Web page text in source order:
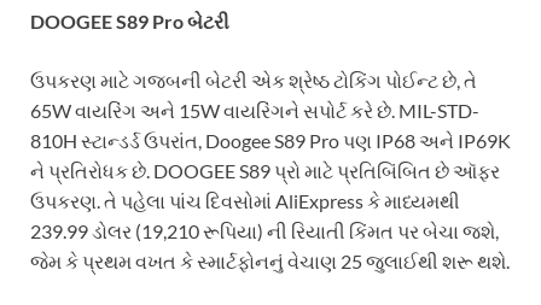
DOOGEE S89 Pro બેટરી
ઉપકરણ માટે ગજબની બેટરી એક શ્રેષ્ઠ ટોકિંગ પોઈન્ટ છે, તે
65W વાયરિંગ અને 15W વાયરિંગને સપોર્ટ કરે છે. MIL-STD-
810H સ્ટાન્ડર્ડ ઉપરાંત, Doogee S89 Pro પણ IP68 અને IP69K
ને પ્રતિરોધક છે. DOOGEE S89 પ્રો માટે પ્રતિબિંબિત છે ઑફર
ઉપકરણ. તે પહેલા પાંચ દિવસોમાં AliExpress કે માધ્યમથી
239.99 ડોલર (19,210 રૂપિયા) ની રિયાતી કિંમત પર બેચા જશે,
જેમ કે પ્રથમ વખત કે સ્માર્ટફોનનું વેચાણ 25 જુલાઈથી શરૂ થશે.